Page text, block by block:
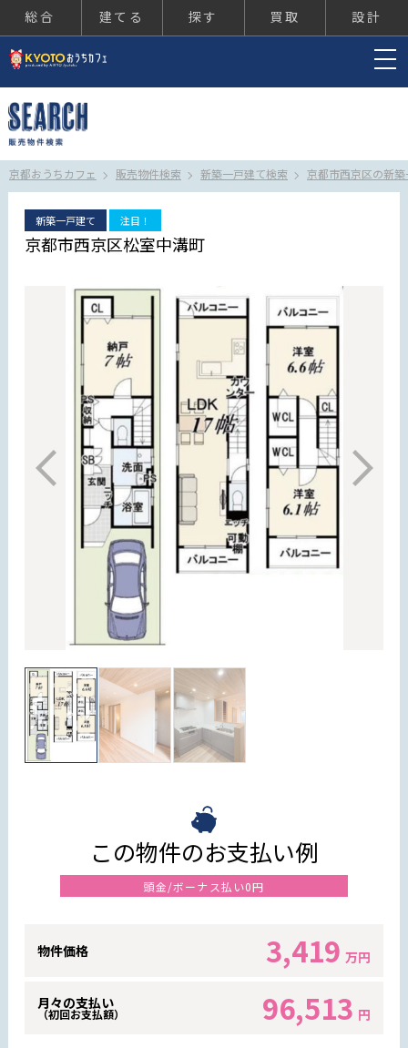
総合 建てる 探す 買取 設計
京都おうちカフェ 販売物件検索 新築一戸建て検索 京都市西京区の新
新築一戸建て 注目！
京都市西京区松室中溝町
この物件のお支払い例
頭金/ボーナス払い0円
物件価格 3,419 万円
月々の支払い
（初回お支払額） 96,513 円